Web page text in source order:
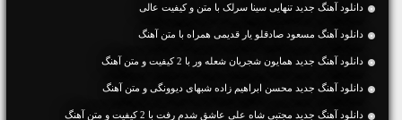
دانلود آهنگ جديد تنهایی سینا سرلک با متن و کیفیت عالی
دانلود آهنگ مسعود صادقلو یار قدیمی همراه با متن آهنگ
دانلود آهنگ جديد همایون شجریان شعله ور با 2 کیفیت و متن آهنگ
دانلود آهنگ جديد محسن ابراهیم زاده شبهای دیوونگی و متن آهنگ
دانلود آهنگ جديد مجتبی شاه علی عاشق شدم رفت با 2 کیفیت و متن آهنگ